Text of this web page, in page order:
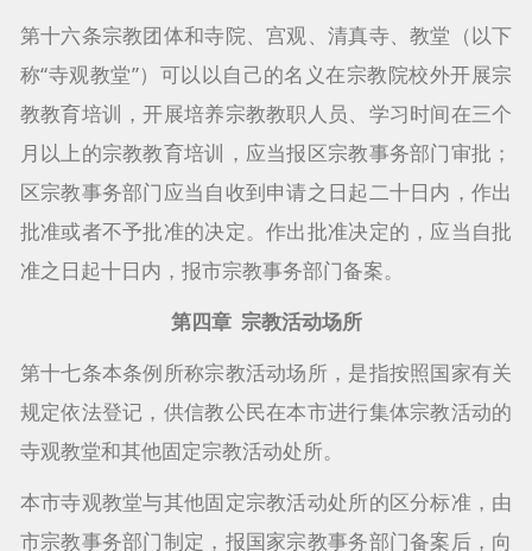
第十六条宗教团体和寺院、宫观、清真寺、教堂（以下
称“寺观教堂”）可以以自己的名义在宗教院校外开展宗
教教育培训，开展培养宗教教职人员、学习时间在三个
月以上的宗教教育培训，应当报区宗教事务部门审批；
区宗教事务部门应当自收到申请之日起二十日内，作出
批准或者不予批准的决定。作出批准决定的，应当自批
准之日起十日内，报市宗教事务部门备案。
第四章 宗教活动场所
第十七条本条例所称宗教活动场所，是指按照国家有关
规定依法登记，供信教公民在本市进行集体宗教活动的
寺观教堂和其他固定宗教活动处所。
本市寺观教堂与其他固定宗教活动处所的区分标准，由
市宗教事务部门制定，报国家宗教事务部门备案后，向